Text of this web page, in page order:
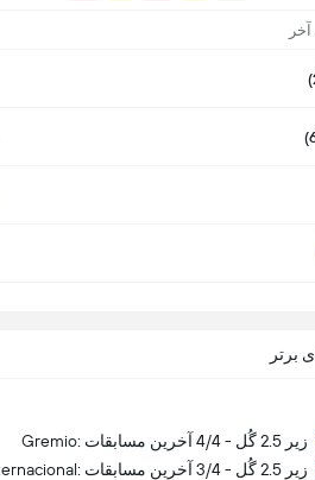
برتر
Gremio: زیر 2.5 گُل - 4/4 آخرین مسابقات
Internacional: زیر 2.5 گُل - 3/4 آخرین مسابقات